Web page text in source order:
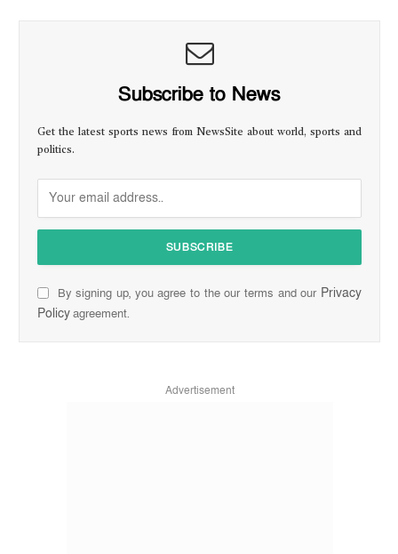
Subscribe to News
Get the latest sports news from NewsSite about world, sports and
politics.
By signing up, you agree to the our terms and our Privacy
Policyagreement.
Advertisement